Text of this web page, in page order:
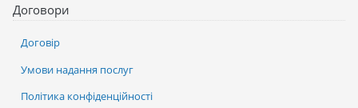
Договори
Договір
Умови надання послуг
Політика конфіденційності